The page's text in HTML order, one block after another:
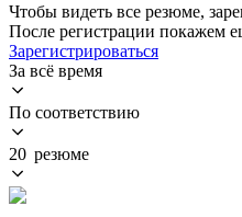
Чтобы видеть все резюме,
После регистрации покажем
Зарегистрироваться
За всё время
По соответствию
20 резюме